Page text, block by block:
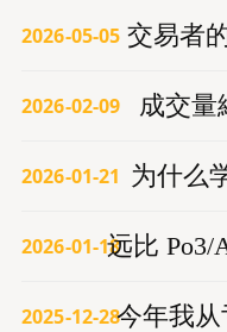
2026-05-05
2026-02-09 成交量
2026-01-21
2026-01-18
2025-12-28